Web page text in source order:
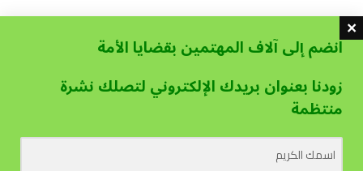
انضم إلى آلاف المهتمين بقضايا الأمة
زودنا بعنوان بريدك الإلكتروني لتصلك نشرة
منتظمة